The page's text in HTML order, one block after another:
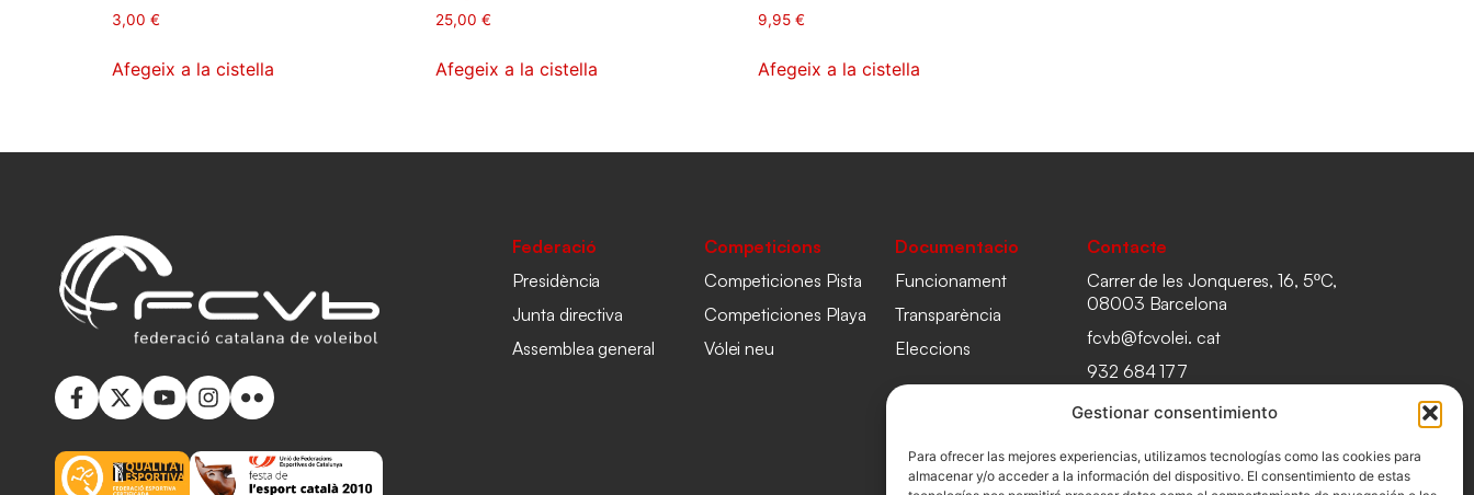
Gestionar consentimiento
Para ofrecer las mejores experiencias, utilizamos tecnologías como las cookies para
almacenar y/o acceder a la información del dispositivo. El consentimiento de estas
3,00 €
Afegeix a la cistella
25,00 €
Afegeix a la cistella
9,95€
Afegeix a la cistella
Federació
Presidència
Junta directiva
Assemblea general
Competicions
Competiciones Pista
Competiciones Playa
Vólei neu
Documentacio
Funcionament
Transparència
Eleccions
Contacte
Carrer de les Jonqueres, 16, 5ºC,
08003 Barcelona
fcvb@fcvolei. cat
932 684 177